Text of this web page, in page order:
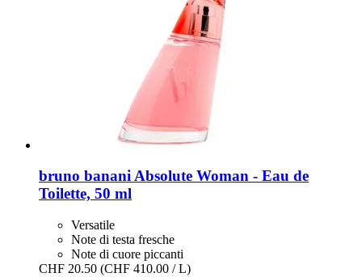
bruno bananiAbsolute Woman -​ Eau de
Toilette, 50 ml
Versatile
Note di testa fresche
Note di cuore piccanti
CHF 20.50 (CHF 410.00 / L)